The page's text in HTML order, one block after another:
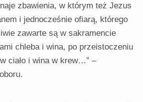
zbawienia, w którym też Jezus
i jednocześnie ofiarą, którego
zawarte są w sakramencie
chleba i wina, po przeistoczeniu
ciało i wina w krew…” –